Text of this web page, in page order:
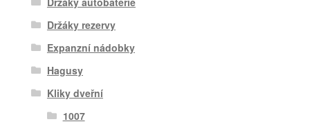
Držáky rezervy
Expanzní nádobky
Hagusy
Kliky dveřní
1007